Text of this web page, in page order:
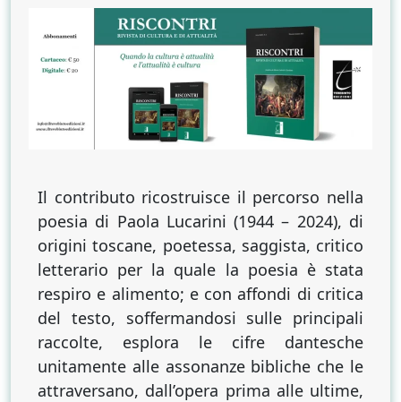
poesia
di
Paola
Lucarini.
percorso
dantesco
Il contributo ricostruisce il percorso nella
poesia di Paola Lucarini (1944 – 2024), di
origini toscane, poetessa, saggista, critico
letterario per la quale la poesia è stata
respiro e alimento; e con affondi di critica
del testo, soffermandosi sulle principali
raccolte, esplora le cifre dantesche
unitamente alle assonanze bibliche che le
attraversano, dall’opera prima alle ultime,